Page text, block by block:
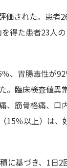
価された。患者
得た患者23人の
％、胃腸毒性が
。臨床検査値異
、筋骨格痛、口
（15％以上）は、
に基づき、1日2